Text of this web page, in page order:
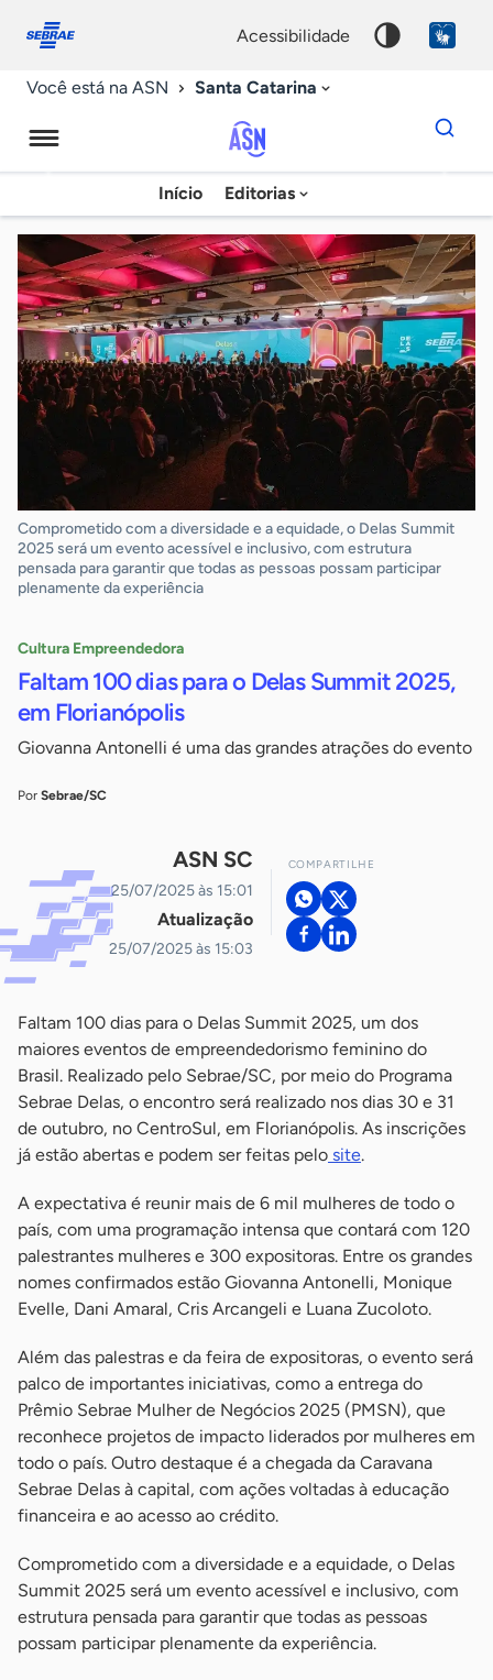
conosco
acessibilidade
Você está na ASN Santa Catarina
Agência
Sebrae
de
Notícias
Início Editorias
Dados
para
chave
Comprometido com a diversidade e a equidade, o Delas Summit
2025 será um evento acessível e inclusivo, com estrutura
pensada para garantir que todas as pessoas possam participar
plenamente da experiência
Cultura Empreendedora
Faltam 100 dias para o Delas Summit 2025,
em Florianópolis
Giovanna Antonelli é uma das grandes atrações do evento
Por Sebrae/SC
ASN SC
25/07/2025 às 15:01
Atualização
25/07/2025 às 15:03
COMPARTILHE
Faltam 100 dias para o Delas Summit 2025, um dos
maiores eventos de empreendedorismo feminino do
Brasil. Realizado pelo Sebrae/SC, por meio do Programa
Sebrae Delas, o encontro será realizado nos dias 30 e 31
de outubro, no CentroSul, em Florianópolis. As inscrições
já estão abertas e podem ser feitas pelo site.
A expectativa é reunir mais de 6 mil mulheres de todo o
país, com uma programação intensa que contará com 120
palestrantes mulheres e 300 expositoras. Entre os grandes
nomes confirmados estão Giovanna Antonelli, Monique
Evelle, Dani Amaral, Cris Arcangeli e Luana Zucoloto.
Além das palestras e da feira de expositoras, o evento será
palco de importantes iniciativas, como a entrega do
Prêmio Sebrae Mulher de Negócios 2025 (PMSN), que
reconhece projetos de impacto liderados por mulheres em
todo o país. Outro destaque é a chegada da Caravana
Sebrae Delas à capital, com ações voltadas à educação
financeira e ao acesso ao crédito.
Comprometido com a diversidade e a equidade, o Delas
Summit 2025 será um evento acessível e inclusivo, com
estrutura pensada para garantir que todas as pessoas
possam participar plenamente da experiência.